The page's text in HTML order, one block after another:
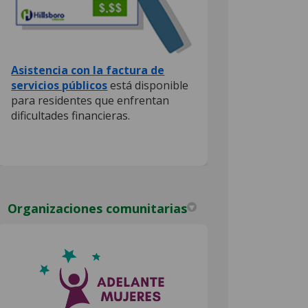
(External link)
Asistencia con la factura de
servicios públicos(External link)
está disponible
para residentes que enfrentan
dificultades financieras.
Organizaciones comunitarias